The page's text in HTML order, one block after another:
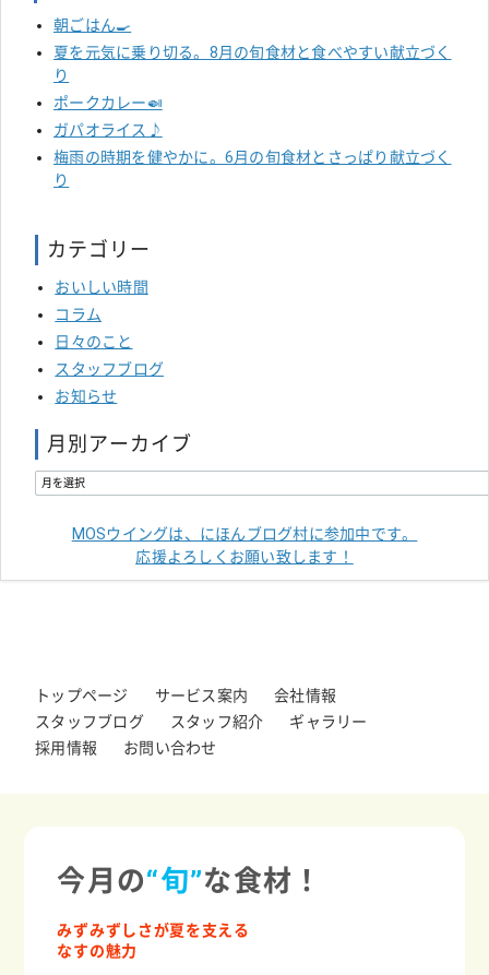
朝ごはん🍳
夏を元気に乗り切る。8月の旬食材と食べやすい献立づく
り
ポークカレー🍛
ガパオライス♪
梅雨の時期を健やかに。6月の旬食材とさっぱり献立づく
り
カテゴリー
おいしい時間
コラム
日々のこと
スタッフブログ
お知らせ
月別アーカイブ
MOSウイングは、にほんブログ村に参加中です。
応援よろしくお願い致します！
トップページ サービス案内
会社情報
スタッフブログ
スタッフ紹介
ギャラリー
採用情報
お問い合わせ
今月の“旬”な食材！
みずみずしさが夏を支える
なすの魅力